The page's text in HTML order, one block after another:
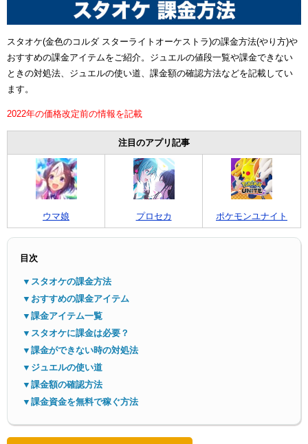
スタオケ(金色のコルダ スターライトオーケストラ)の課金方法(やり方)や
おすすめの課金アイテムをご紹介。ジュエルの値段一覧や課金できない
ときの対処法、ジュエルの使い道、課金額の確認方法などを記載してい
ます。
2022年の価格改定前の情報を記載
注目のアプリ記事
ウマ娘 プロセカ ポケモンユナイト
目次
▼スタオケの課金方法
▼おすすめの課金アイテム
▼課金アイテム一覧
▼スタオケに課金は必要？
▼課金ができない時の対処法
▼ジュエルの使い道
▼課金額の確認方法
▼課金資金を無料で稼ぐ方法